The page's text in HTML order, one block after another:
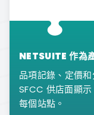
NETSUITE 作為
品項記錄、定價
SFCC 供店面顯
每個站點。